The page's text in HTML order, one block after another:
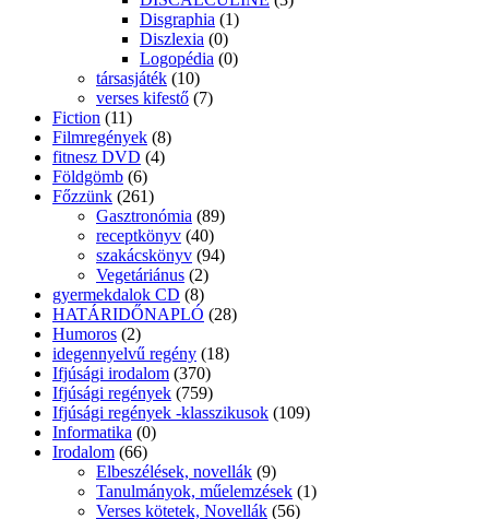
Disgraphia (1)
Diszlexia (0)
Logopédia (0)
társasjáték (10)
verses kifestő (7)
Fiction (11)
Filmregények (8)
fitnesz DVD (4)
Földgömb (6)
Főzzünk (261)
Gasztronómia (89)
receptkönyv (40)
szakácskönyv (94)
Vegetáriánus (2)
gyermekdalok CD (8)
HATÁRIDŐNAPLÓ (28)
Humoros (2)
idegennyelvű regény (18)
Ifjúsági irodalom (370)
Ifjúsági regények (759)
Ifjúsági regények -klasszikusok (109)
Informatika (0)
Irodalom (66)
Elbeszélések, novellák (9)
Tanulmányok, műelemzések (1)
Verses kötetek, Novellák (56)